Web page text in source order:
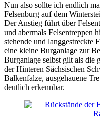
Nun also sollte ich endlich
Felsenburg auf dem
Der Anstieg führt über
und abermals Felsentreppen
stehende und langgestreckte
eine kleine Burganlage zur
Burganlage selbst gilt als die
der Hinteren Sächsischen
Balkenfalze, ausgehauene
deutlich erkennbar.